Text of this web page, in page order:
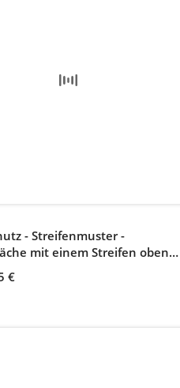
- Streifenmuster -
mit einem Streifen oben
€